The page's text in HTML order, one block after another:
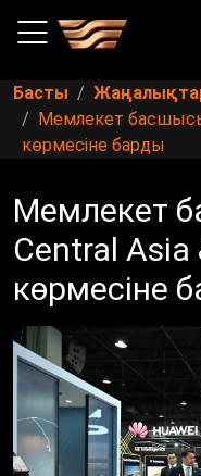
Басты
Мемлекет басшысы
көрмесіне барды
Мемлекет
Central Asia
көрмесіне